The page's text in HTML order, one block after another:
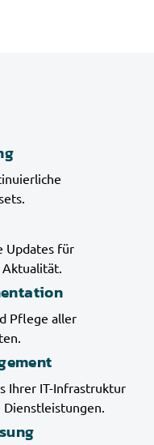
Updates für
Aktualität.
Pflege aller
Ihrer IT-Infrastruktur